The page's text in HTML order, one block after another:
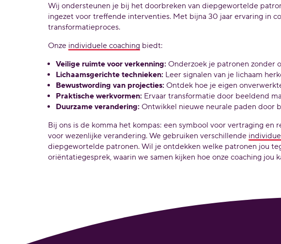
Wij ondersteunen je bij het doorbreken van diepgewortelde
ingezet voor treffende interventies. Met bijna 30 jaar ervaring in
transformatieproces.
Onze individuele coaching biedt:
Veilige ruimte voor verkenning: Onderzoek je patronen zonder
Lichaamsgerichte technieken: Leer signalen van je lichaam
Bewustwording van projecties: Ontdek hoe je eigen
Praktische werkvormen: Ervaar transformatie door beeldend
Duurzame verandering: Ontwikkel nieuwe neurale paden door
Bij ons is de komma het kompas: een symbool voor vertraging
voor wezenlijke verandering. We gebruiken verschillende
diepgewortelde patronen. Wil je ontdekken welke patronen jou
oriëntatiegesprek, waarin we samen kijken hoe onze coaching